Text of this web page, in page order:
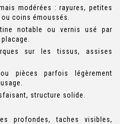
modérées : rayures, petites
coins émoussés.
notable ou vernis usé par
sur les tissus, assises
pièces parfois légèrement
structure solide.
profondes, taches visibles,